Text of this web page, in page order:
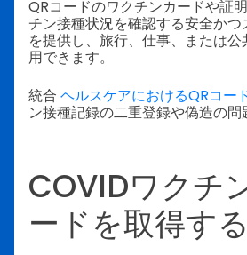
QRコードのワクチンカードや証
チン接種状況を確認する安全か
を提供し、旅行、仕事、または
用できます。
統合 ヘルスケアにおけるQRコー
ン接種記録の二重登録や偽造の問
COVIDワクチ
ードを取得す